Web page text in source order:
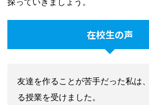
在校生の声
友達を作ることが苦手だった私は
る授業を受けました。